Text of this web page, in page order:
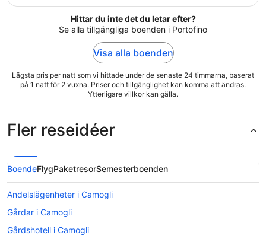
Hittar du inte det du letar efter?
Se alla tillgängliga boenden i Portofino
Visa alla boenden
Lägsta pris per natt som vi hittade under de senaste 24 timmarna, baserat
på 1 natt för 2 vuxna. Priser och tillgänglighet kan komma att ändras.
Ytterligare villkor kan gälla.
Fler reseidéer
BoendeFlygPaketresorSemesterboenden
Andelslägenheter i Camogli
Gårdar i Camogli
Gårdshotell i Camogli